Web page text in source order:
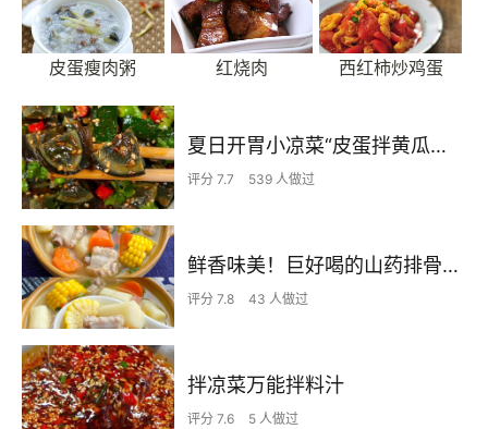
皮蛋瘦肉粥 红烧肉 西红柿炒鸡蛋
夏日开胃小凉菜“皮蛋拌黄瓜🥒”开胃减脂
评分 7.7 539 人做过
鲜香味美！巨好喝的山药排骨汤！！
评分 7.8 43 人做过
拌凉菜万能拌料汁
评分 7.6 5 人做过